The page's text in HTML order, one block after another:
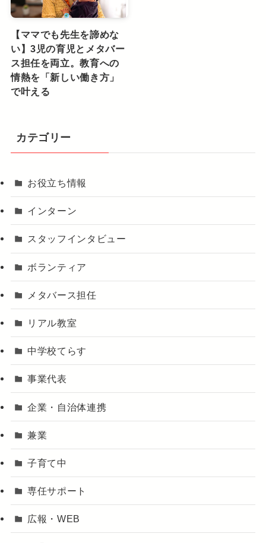
【ママでも先生を諦めな
い】3児の育児とメタバー
ス担任を両立。教育への
情熱を「新しい働き方」
で叶える
カテゴリー
お役立ち情報
インターン
スタッフインタビュー
ボランティア
メタバース担任
リアル教室
中学校てらす
事業代表
企業・自治体連携
兼業
子育て中
専任サポート
広報・WEB